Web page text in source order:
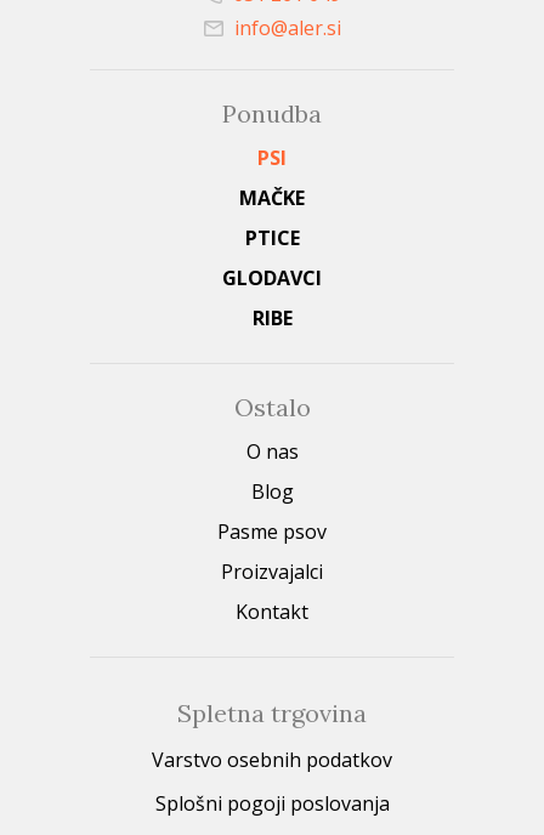
info@aler.si
Ponudba
PSI
MAČKE
PTICE
GLODAVCI
RIBE
Ostalo
O nas
Blog
Pasme psov
Proizvajalci
Kontakt
Spletna trgovina
Varstvo osebnih podatkov
Splošni pogoji poslovanja